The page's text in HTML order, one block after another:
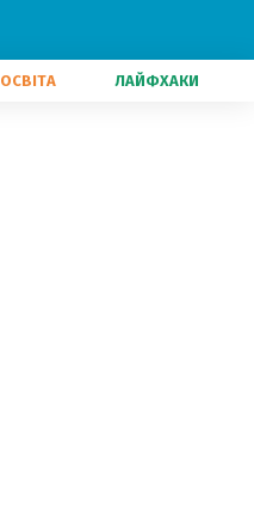
ОСВІТА ЛАЙФХАКИ